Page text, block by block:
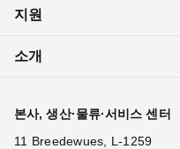
지원
소개
본사, 생산·물류·서비스 센터
11 Breedewues, L-1259